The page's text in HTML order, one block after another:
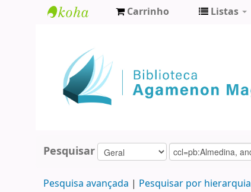
Agamenon
Magalhães
Carrinho Listas
Pesquisar
Pesquisa avançada Pesquisar por hierarquia